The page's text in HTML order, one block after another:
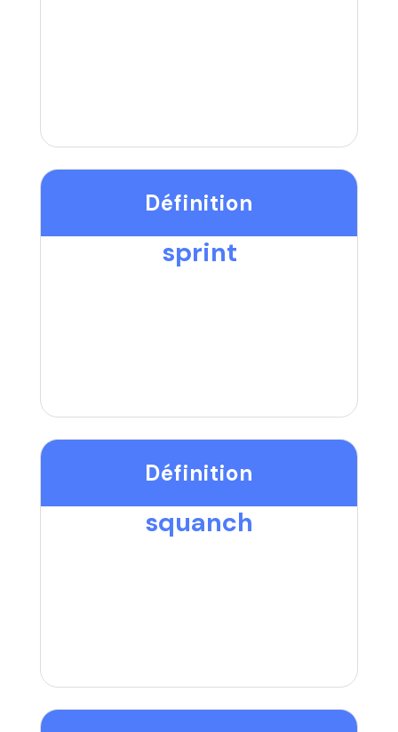
Définition
sprint
Définition
squanch